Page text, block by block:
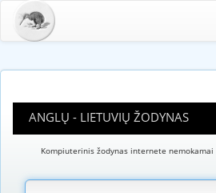
ANGLŲ - LIETUVIŲ ŽODYNAS
Kompiuterinis žodynas internete nemokamai